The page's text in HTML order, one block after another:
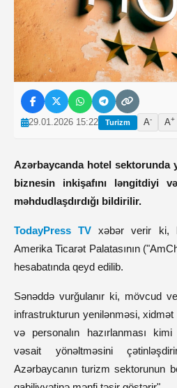
29.01.2026 15:22 Turizm A- A+
Azərbaycanda hotel sektorunda
biznesin inkişafını ləngitdiyi
məhdudlaşdırdığı bildirilir.
TodayPress TV xəbər verir ki,
Amerika Ticarət Palatasının
hesabatında qeyd edilib.
Sənəddə vurğulanır ki, mövcud
infrastrukturun yenilənməsi,
və personalın hazırlanması
vəsait yönəltməsini
Azərbaycanın turizm sektorunun